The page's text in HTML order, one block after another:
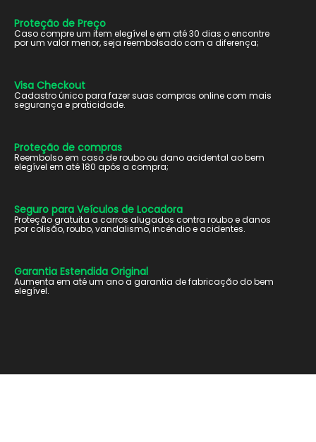
Proteção de Preço
Caso compre um item elegível e em até 30 dias o encontre
por um valor menor, seja reembolsado com a diferença;
Visa Checkout
Cadastro único para fazer suas compras online com mais
segurança e praticidade.
Proteção de compras
Reembolso em caso de roubo ou dano acidental ao bem
elegível em até 180 após a compra;
Seguro para Veículos de Locadora
Proteção gratuita a carros alugados contra roubo e danos
por colisão, roubo, vandalismo, incêndio e acidentes.
Garantia Estendida Original
Aumenta em até um ano a garantia de fabricação do bem
elegível.